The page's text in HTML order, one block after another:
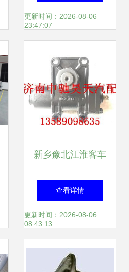
大安全
更新时间：2026-08-06
23:47:07
新乡豫北江淮客车
转向器总成 品质与
性能的完美结合
查看详情
更新时间：2026-08-06
08:43:13